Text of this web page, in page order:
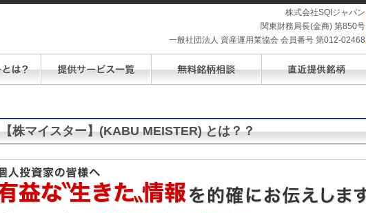
株式会社SQIジャパン
関東財務局長(金商) 第850号
一般社団法人 資産運用業協会 会員番号 第012-02468
【株マイスター】(KABU MEISTER) とは？？